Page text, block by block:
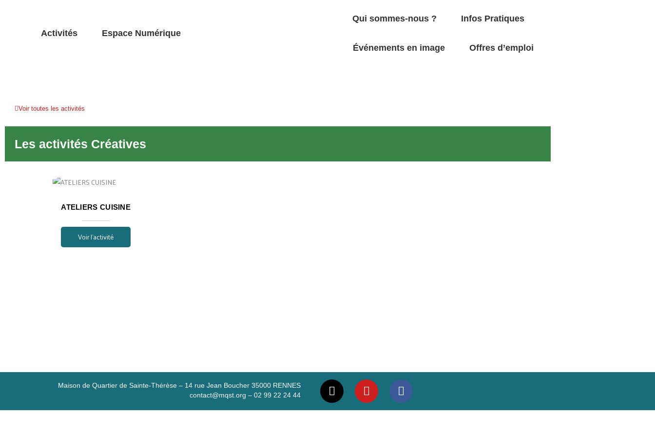
Activités Espace Numérique
Qui sommes-nous ? Infos Pratiques
Événements en image Offres d’emploi
Voir toutes les activités
Les activités Créatives
ATELIERS CUISINE
Voir l'activité
Maison de Quartier de Sainte-Thérèse – 14 rue Jean Boucher 35000 RENNES
contact@mqst.org – 02 99 22 24 44
I
n
s
Y
o
u
F
a
c